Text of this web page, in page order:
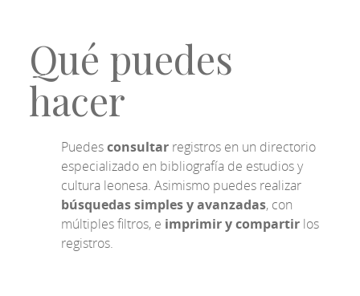
Qué puedes
hacer
Puedesconsultar registros en un directorio
especializado en bibliografía de estudios y
cultura leonesa. Asimismo puedes realizar
búsquedas simples y avanzadas, con
múltiples filtros, e imprimir y compartir los
registros.